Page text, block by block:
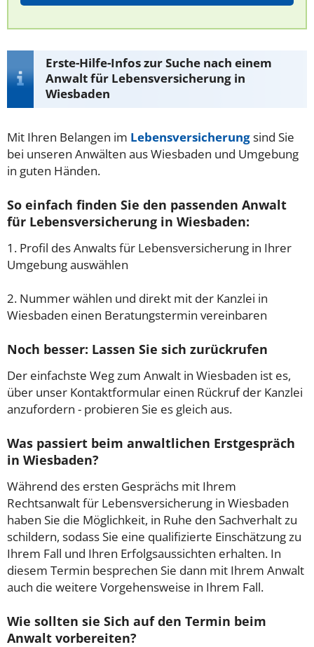
Erste-Hilfe-Infos zur Suche nach einem
Anwalt für Lebensversicherung in
Wiesbaden
Mit Ihren Belangen im Lebensversicherungsind Sie
bei unseren Anwälten aus Wiesbaden und Umgebung
in guten Händen.
So einfach finden Sie den passenden Anwalt
für Lebensversicherung in Wiesbaden:
1. Profil des Anwalts für Lebensversicherung in Ihrer
Umgebung auswählen
2. Nummer wählen und direkt mit der Kanzlei in
Wiesbaden einen Beratungstermin vereinbaren
Noch besser: Lassen Sie sich zurückrufen
Der einfachste Weg zum Anwalt in Wiesbaden ist es,
über unser Kontaktformular einen Rückruf der Kanzlei
anzufordern - probieren Sie es gleich aus.
Was passiert beim anwaltlichen Erstgespräch
in Wiesbaden?
Während des ersten Gesprächs mit Ihrem
Rechtsanwalt für Lebensversicherung in Wiesbaden
haben Sie die Möglichkeit, in Ruhe den Sachverhalt zu
schildern, sodass Sie eine qualifizierte Einschätzung zu
Ihrem Fall und Ihren Erfolgsaussichten erhalten. In
diesem Termin besprechen Sie dann mit Ihrem Anwalt
auch die weitere Vorgehensweise in Ihrem Fall.
Wie sollten sie Sich auf den Termin beim
Anwalt vorbereiten?